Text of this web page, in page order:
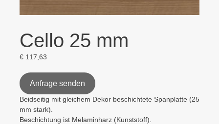
Cello 25 mm
€ 117,63
Anfrage senden
Beidseitig mit gleichem Dekor beschichtete Spanplatte (25
mm stark).
Beschichtung ist Melaminharz (Kunststoff).